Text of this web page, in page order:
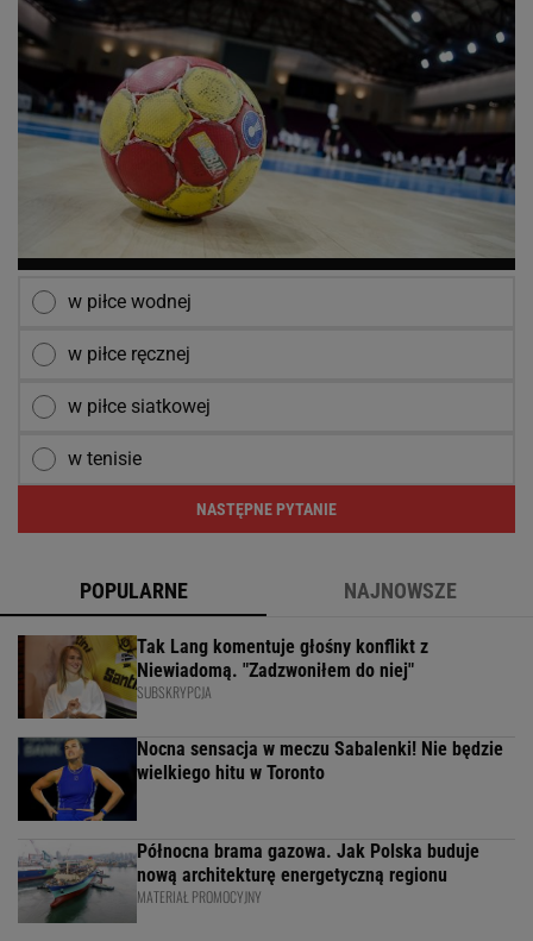
w piłce wodnej
w piłce ręcznej
w piłce siatkowej
w tenisie
NASTĘPNE PYTANIE
POPULARNE NAJNOWSZE
Tak Lang komentuje głośny konflikt z
Niewiadomą. "Zadzwoniłem do niej"
SUBSKRYPCJA
Nocna sensacja w meczu Sabalenki! Nie będzie
wielkiego hitu w Toronto
Północna brama gazowa. Jak Polska buduje
nową architekturę energetyczną regionu
MATERIAŁ PROMOCYJNY